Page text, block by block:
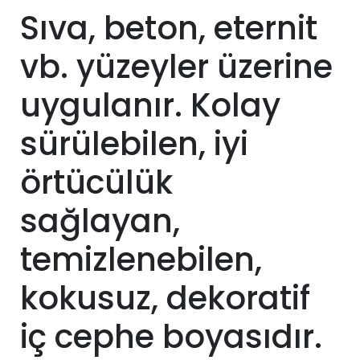
Sıva, beton, eternit
vb. yüzeyler üzerine
uygulanır. Kolay
sürülebilen, iyi
örtücülük
sağlayan,
temizlenebilen,
kokusuz, dekoratif
iç cephe boyasıdır.